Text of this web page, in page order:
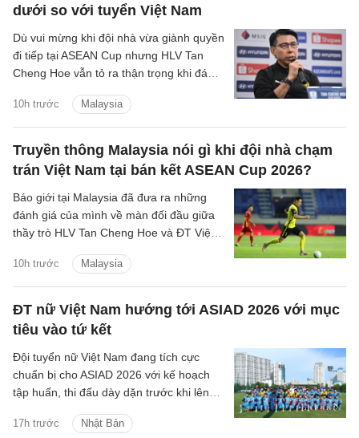
dưới so với tuyển Việt Nam
10h trước Malaysia
Dù vui mừng khi đội nhà vừa giành quyền
đi tiếp tại ASEAN Cup nhưng HLV Tan
Cheng Hoe vẫn tỏ ra thận trọng khi đánh
Việt Nam.
Truyền thông Malaysia nói gì khi đội nhà chạm
trán Việt Nam tại bán kết ASEAN Cup 2026?
10h trước Malaysia
Báo giới tại Malaysia đã đưa ra những
đánh giá của mình về màn đối đầu giữa
thầy trò HLV Tan Cheng Hoe và ĐT Việt
sắp tới.
ĐT nữ Việt Nam hướng tới ASIAD 2026 với mục
tiêu vào tứ kết
17h trước Nhật Bản
Đội tuyển nữ Việt Nam đang tích cực
chuẩn bị cho ASIAD 2026 với kế hoạch
tập huấn, thi đấu dày dặn trước khi lên